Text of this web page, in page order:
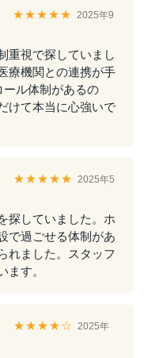
★★★★★ 2025年9
重視で探していまし
療機関との連携が手
ール体制があるの
けて本当に心強いで
★★★★★ 2025年5
探していました。ホ
で過ごせる体制があ
れました。スタッフ
ます。
★★★★☆ 2025年